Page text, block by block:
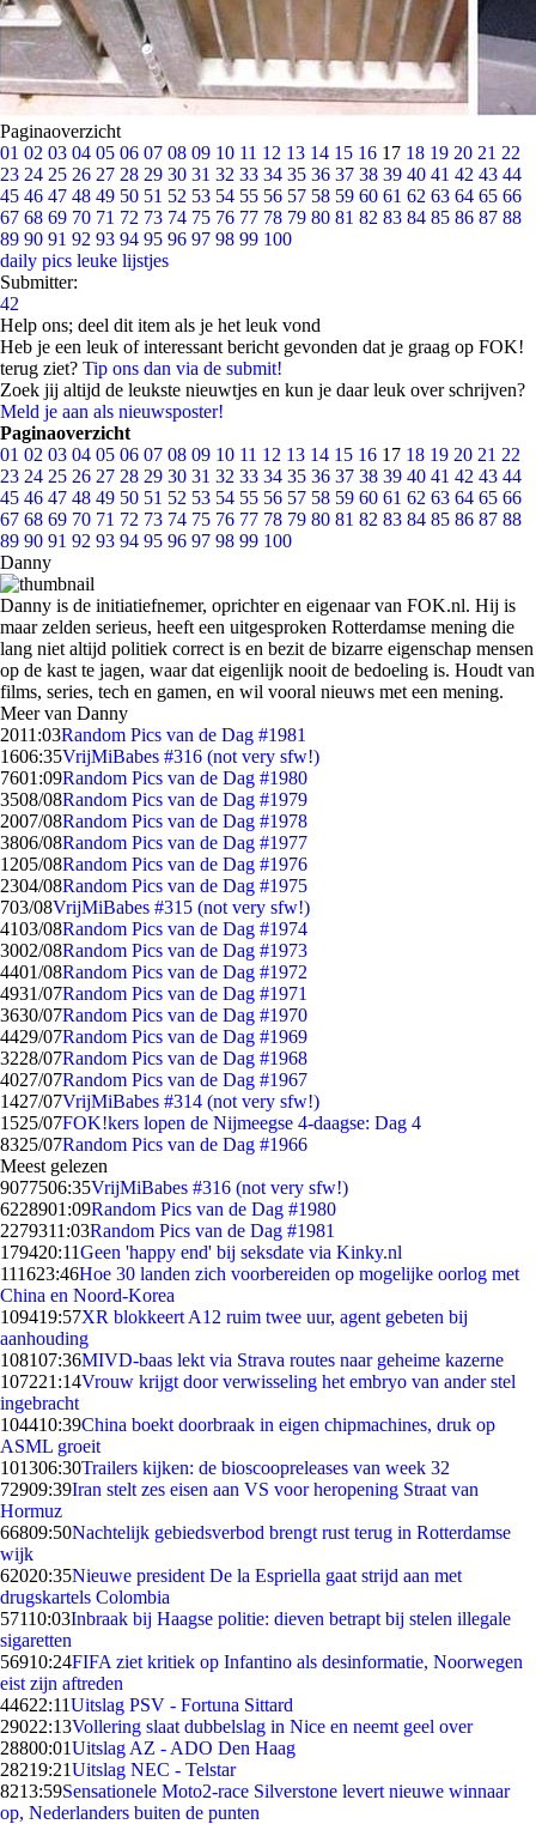
Paginaoverzicht
01 02 03 04 05 06 07 08 09 10 11 12 13 14 15 16 17 18 19 20 21 22
23 24 25 26 27 28 29 30 31 32 33 34 35 36 37 38 39 40 41 42 43 44
45 46 47 48 49 50 51 52 53 54 55 56 57 58 59 60 61 62 63 64 65 66
67 68 69 70 71 72 73 74 75 76 77 78 79 80 81 82 83 84 85 86 87 88
89 90 91 92 93 94 95 96 97 98 99 100
daily pics leuke lijstjes
Submitter:
42
Help ons; deel dit item als je het leuk vond
Heb je een leuk of interessant bericht gevonden dat je graag op FOK!
terug ziet? Tip ons dan via de submit!
Zoek jij altijd de leukste nieuwtjes en kun je daar leuk over schrijven?
Meld je aan als nieuwsposter!
Paginaoverzicht
01 02 03 04 05 06 07 08 09 10 11 12 13 14 15 16 17 18 19 20 21 22
23 24 25 26 27 28 29 30 31 32 33 34 35 36 37 38 39 40 41 42 43 44
45 46 47 48 49 50 51 52 53 54 55 56 57 58 59 60 61 62 63 64 65 66
67 68 69 70 71 72 73 74 75 76 77 78 79 80 81 82 83 84 85 86 87 88
89 90 91 92 93 94 95 96 97 98 99 100
Danny
Danny is de initiatiefnemer, oprichter en eigenaar van FOK.nl. Hij is
maar zelden serieus, heeft een uitgesproken Rotterdamse mening die
lang niet altijd politiek correct is en bezit de bizarre eigenschap mensen
op de kast te jagen, waar dat eigenlijk nooit de bedoeling is. Houdt van
films, series, tech en gamen, en wil vooral nieuws met een mening.
Meer van Danny
2011:03Random Pics van de Dag #1981
1606:35VrijMiBabes #316 (not very sfw!)
7601:09Random Pics van de Dag #1980
3508/08Random Pics van de Dag #1979
2007/08Random Pics van de Dag #1978
3806/08Random Pics van de Dag #1977
1205/08Random Pics van de Dag #1976
2304/08Random Pics van de Dag #1975
703/08VrijMiBabes #315 (not very sfw!)
4103/08Random Pics van de Dag #1974
3002/08Random Pics van de Dag #1973
4401/08Random Pics van de Dag #1972
4931/07Random Pics van de Dag #1971
3630/07Random Pics van de Dag #1970
4429/07Random Pics van de Dag #1969
3228/07Random Pics van de Dag #1968
4027/07Random Pics van de Dag #1967
1427/07VrijMiBabes #314 (not very sfw!)
1525/07FOK!kers lopen de Nijmeegse 4-daagse: Dag 4
8325/07Random Pics van de Dag #1966
Meest gelezen
9077506:35VrijMiBabes #316 (not very sfw!)
6228901:09Random Pics van de Dag #1980
2279311:03Random Pics van de Dag #1981
179420:11Geen 'happy end' bij seksdate via Kinky.nl
111623:46Hoe 30 landen zich voorbereiden op mogelijke oorlog met
China en Noord-Korea
109419:57XR blokkeert A12 ruim twee uur, agent gebeten bij
aanhouding
108107:36MIVD-baas lekt via Strava routes naar geheime kazerne
107221:14Vrouw krijgt door verwisseling het embryo van ander stel
ingebracht
104410:39China boekt doorbraak in eigen chipmachines, druk op
ASML groeit
101306:30Trailers kijken: de bioscoopreleases van week 32
72909:39Iran stelt zes eisen aan VS voor heropening Straat van
Hormuz
66809:50Nachtelijk gebiedsverbod brengt rust terug in Rotterdamse
wijk
62020:35Nieuwe president De la Espriella gaat strijd aan met
drugskartels Colombia
57110:03Inbraak bij Haagse politie: dieven betrapt bij stelen illegale
sigaretten
56910:24FIFA ziet kritiek op Infantino als desinformatie, Noorwegen
eist zijn aftreden
44622:11Uitslag PSV - Fortuna Sittard
29022:13Vollering slaat dubbelslag in Nice en neemt geel over
28800:01Uitslag AZ - ADO Den Haag
28219:21Uitslag NEC - Telstar
8213:59Sensationele Moto2-race Silverstone levert nieuwe winnaar
op, Nederlanders buiten de punten